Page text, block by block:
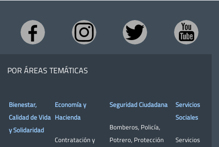
POR ÁREAS TEMÁTICAS
Bienestar,
Calidad de Vida
y Solidaridad
Economía y
Hacienda
Contratación y
Seguridad Ciudadana
Bomberos, Policía,
Potrero, Protección
Servicios
Sociales
Servicios